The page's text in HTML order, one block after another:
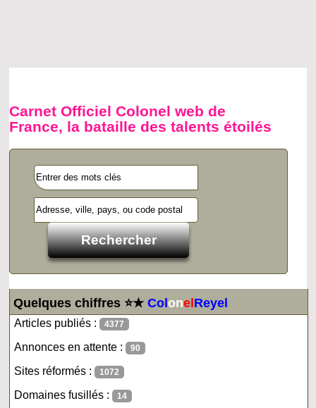
Carnet Officiel Colonel web de
France, la bataille des talents étoilés
Quelques chiffres ⭐★ColonelReyel
Articles publiés : 4377
Annonces en attente : 90
Sites réformés : 1072
Domaines fusillés : 14